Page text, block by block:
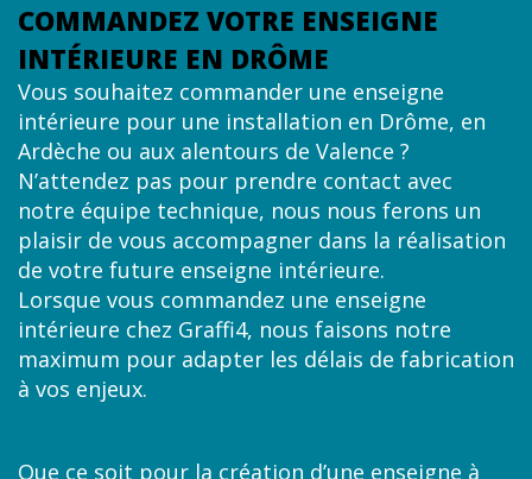
COMMANDEZ VOTRE ENSEIGNE
INTÉRIEURE EN DRÔME
Vous souhaitez commander une enseigne
intérieure pour une installation en Drôme, en
Ardèche ou aux alentours de Valence ?
N’attendez pas pour prendre contact avec
notre équipe technique, nous nous ferons un
plaisir de vous accompagner dans la réalisation
de votre future enseigne intérieure.
Lorsque vous commandez une enseigne
intérieure chez Graffi4, nous faisons notre
maximum pour adapter les délais de fabrication
à vos enjeux.
Que ce soit pour la création d’une enseigne à